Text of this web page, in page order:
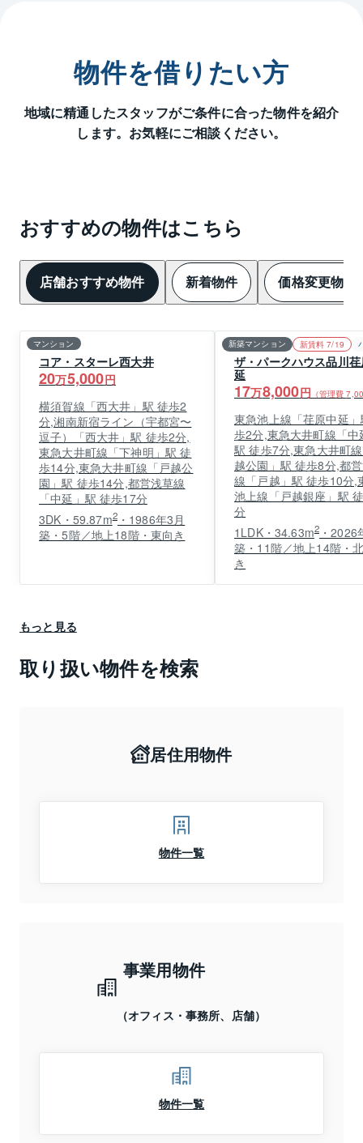
物件を借りたい方
地域に精通したスタッフがご条件に合った物件を紹介
します。お気軽にご相談ください。
おすすめの物件はこちら
店舗おすすめ物件 新着物件 価格変更物件
マンション
コア・スターレ西大井
20万5,000円
横須賀線「西大井」駅 徒歩2
分,湘南新宿ライン（宇都宮〜
逗子）「西大井」駅 徒歩2分,
東急大井町線「下神明」駅 徒
歩14分,東急大井町線「戸越公
園」駅 徒歩14分,都営浅草線
「中延」駅 徒歩17分
3DK・59.87m2・1986年3月
築・5階／地上18階・東向き
新築マンション 新賃料 7/19
ザ・パークハウス品川
延
17万8,000円 （管理費
東急池上線「荏原中延
歩2分,東急大井町線「中
駅 徒歩7分,東急大井町
越公園」駅 徒歩8分,都
線「戸越」駅 徒歩10分,
池上線「戸越銀座」駅
分
1LDK・34.63m2 ・2026
築・11階／地上14階・
き
もっと見る
取り扱い物件を検索
居住用物件
物件一覧
事業用物件
（オフィス・事務所、店舗）
物件一覧